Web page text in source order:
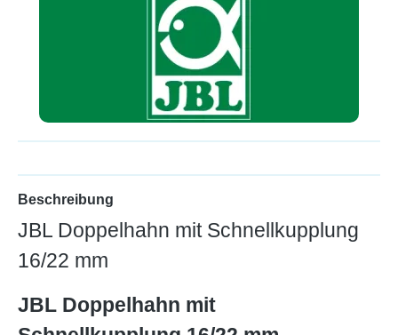
Beschreibung
JBL Doppelhahn mit Schnellkupplung
16/22 mm
JBL Doppelhahn mit